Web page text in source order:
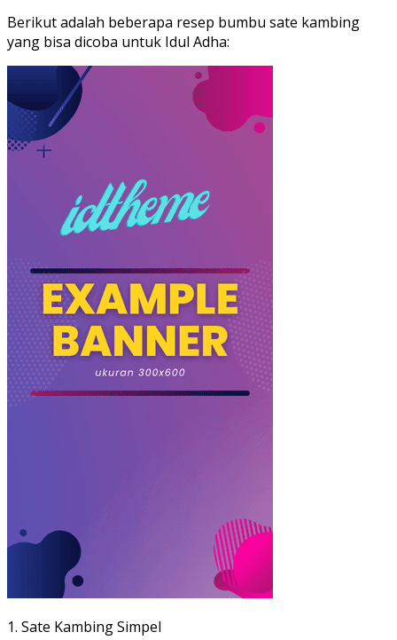
Berikut adalah beberapa resep bumbu sate kambing
yang bisa dicoba untuk Idul Adha:
1. Sate Kambing Simpel